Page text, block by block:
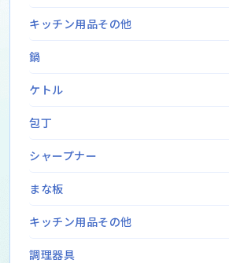
キッチン用品その他
鍋
ケトル
包丁
シャープナー
まな板
キッチン用品その他
調理器具